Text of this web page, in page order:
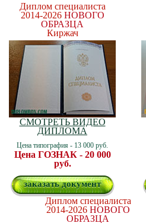
Диплом специалиста
2014-2026 НОВОГО
ОБРАЗЦА
Киржач
СМОТРЕТЬ ВИДЕО
ДИПЛОМА
Цена типография - 13 000 руб.
Цена ГОЗНАК - 20 000
руб.
заказать документ
Диплом специалиста
2014-2026 НОВОГО
ОБРАЗЦА